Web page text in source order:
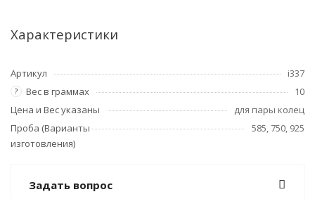
Характеристики
Артикул i337
? Вес в граммах
10
Цена и Вес указаны
для пары колец
Проба (Варианты
изготовления)
585, 750, 925
Задать вопрос